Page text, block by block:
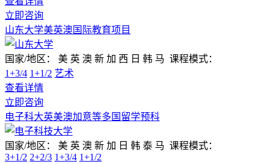
立即咨询
山东大学美英澳国际教育项目
国家/地区： 美 英 澳 新 加 西 日 韩 马 课程模式：
1+3/4 1+1/2 艺术
查看详情
立即咨询
电子科大英美澳加意等多国留学预科
国家/地区： 美 英 澳 新 加 日 韩 泰 马 课程模式：
3+1/2 2+2/3 1+3/4 1+1/2